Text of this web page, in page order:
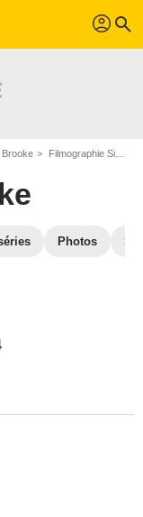
profil search
Brooke Filmographie Sian Brooke
Photos